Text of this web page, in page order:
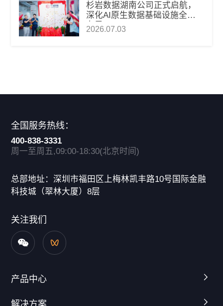
杉岩数据湖南公司正式启航，
深化AI原生数据基础设施全国
布局
2026.07.03
全国服务热线：
400-838-3331
周一至周五,09:00-18:30(北京时间)
总部地址：深圳市福田区上梅林凯丰路10号国际金融
科技城（翠林大厦）8层
关注我们
产品中心
解决方案